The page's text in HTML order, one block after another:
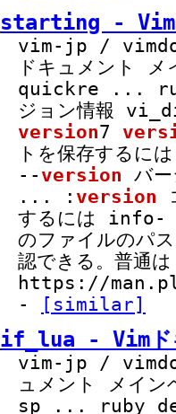
starting - Vim
vim-jp /
ドキュメント メ
quickre
...
ジョン情報
version7
トを保存する
-- version バー
...
: version
するには
のファイルのパ
認できる。普
https://
-
[similar]
if_lua - Vimド
vim-jp /
ュメント メイ
sp
...
ruby